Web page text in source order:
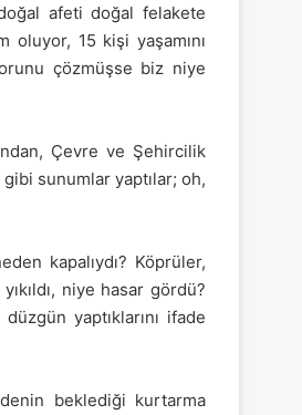
afeti doğal felakete
oluyor, 15 kişi yaşamını
çözmüşse biz niye
Çevre ve Şehircilik
sunumlar yaptılar; oh,
kapalıydı? Köprüler,
niye hasar gördü?
yaptıklarını ifade
beklediği kurtarma